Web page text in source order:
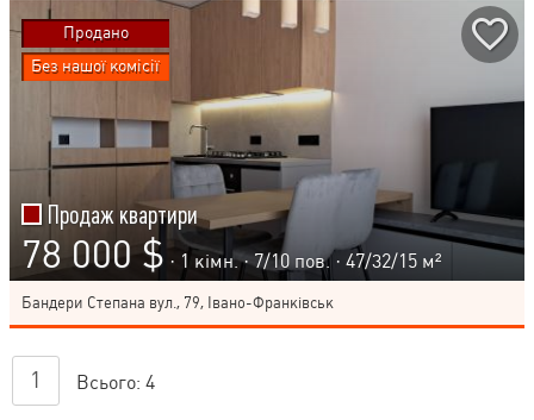
Продаж квартири
78 000 $ · 1 кімн. ·7/10пов. · 47/32/15 м²
Бандери Степана вул., 79, Івано-Франківськ
Продано
Без нашої комісії
1 Всього: 4